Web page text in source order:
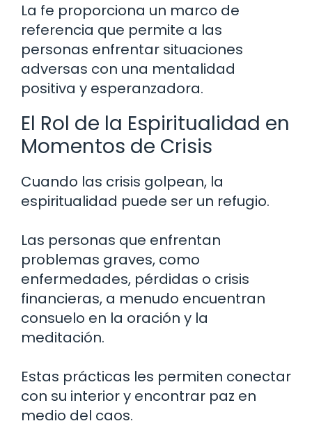
La fe proporciona un marco de
referencia que permite a las
personas enfrentar situaciones
adversas con una mentalidad
positiva y esperanzadora.
El Rol de la Espiritualidad en
Momentos de Crisis
Cuando las crisis golpean, la
espiritualidad puede ser un refugio.
Las personas que enfrentan
problemas graves, como
enfermedades, pérdidas o crisis
financieras, a menudo encuentran
consuelo en la oración y la
meditación.
Estas prácticas les permiten conectar
con su interior y encontrar paz en
medio del caos.